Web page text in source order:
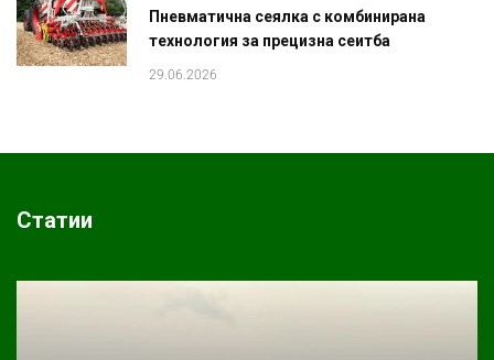
Пневматична сеялка с комбинирана
технология за прецизна сеитба
29.06.2026
Статии